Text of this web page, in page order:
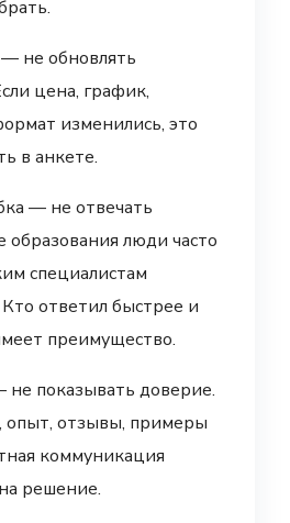
не обновлять
цена, график,
изменились, это
в анкете.
— не отвечать
образования люди часто
специалистам
ответил быстрее и
преимущество.
показывать доверие.
опыт, отзывы, примеры
коммуникация
решение.